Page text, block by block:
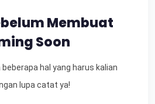
Membuat
Soon
hal yang harus kalian
lupa catat ya!